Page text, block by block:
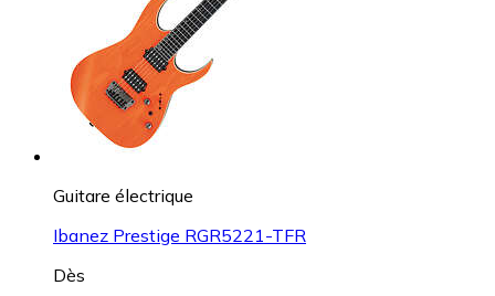
Guitare électrique
Ibanez Prestige RGR5221-TFR
Dès